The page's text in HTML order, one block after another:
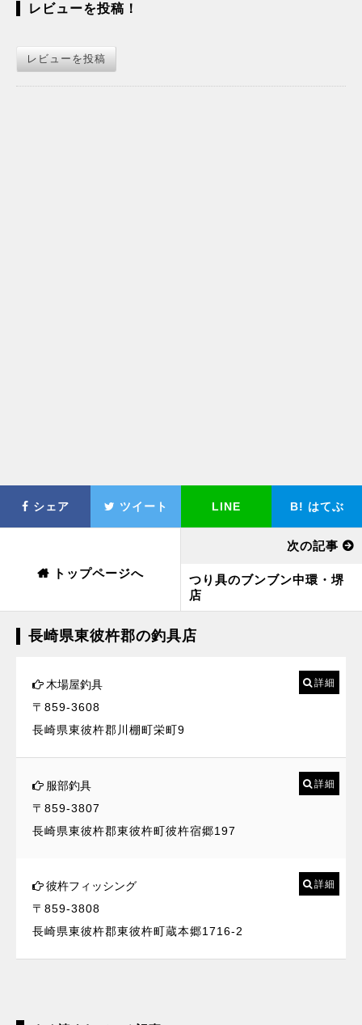
レビューを投稿！
レビューを投稿
シェア ツイート LINE B! はてぶ
トップページへ
次の記事
つり具のブンブン中環・堺
店
長崎県東彼杵郡の釣具店
木場屋釣具
〒859-3608
長崎県東彼杵郡川棚町栄町9
詳細
服部釣具
〒859-3807
長崎県東彼杵郡東彼杵町彼杵宿郷197
詳細
彼杵フィッシング
〒859-3808
長崎県東彼杵郡東彼杵町蔵本郷1716-2
詳細